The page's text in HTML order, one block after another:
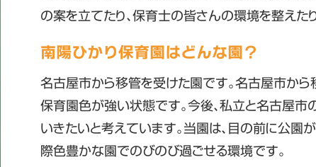
の案を立てたり、保育士の皆さんの環境を整えた
南陽ひかり保育園はどんな園？
名古屋市から移管を受けた園です。名古屋市か
保育園色が強い状態です。今後、私立と名古屋市
いきたいと考えています。当園は、目の前に公園
際色豊かな園でのびのび過ごせる環境です。